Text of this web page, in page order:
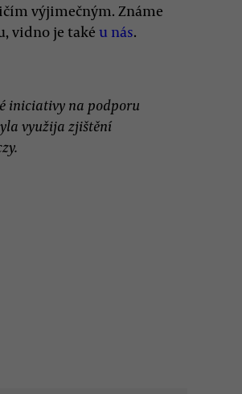
výjimečným. Známe
vidno je také u nás.
iniciativy na podporu
využija zjištění